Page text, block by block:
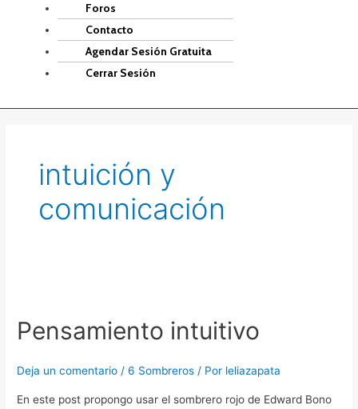
Foros
Contacto
Agendar Sesión Gratuita
Cerrar Sesión
intuición y
comunicación
Pensamiento intuitivo
Deja un comentario /6 Sombreros / Por leliazapata
En este post propongo usar el sombrero rojo de Edward Bono